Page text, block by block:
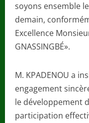
soyons ensemble
demain,
Excellence
GNASSINGBÉ».
M. KPADENOU a
engagement
le développement
participation